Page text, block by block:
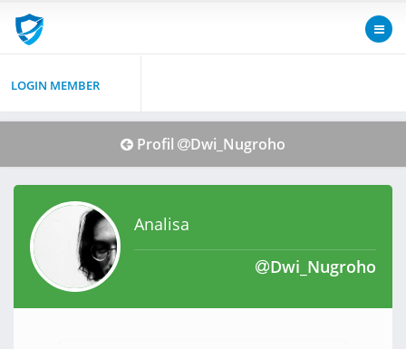
LOGIN MEMBER
Profil Dwi_Nugroho
Analisa
Dwi_Nugroho